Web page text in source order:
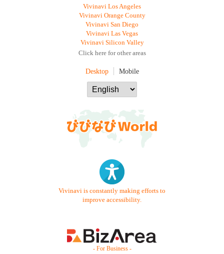
Vivinavi Los Angeles
Vivinavi Orange County
Vivinavi San Diego
Vivinavi Las Vegas
Vivinavi Silicon Valley
Click here for other areas
Desktop Mobile
Vivinavi is constantly making efforts to
improve accessibility.
- For Business -